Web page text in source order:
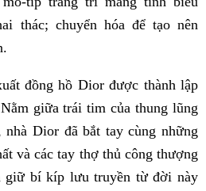
thác; chuyển hóa để tạo nên
đồng hồ Dior được thành lập
giữa trái tim của thung lũng
Dior đã bắt tay cùng những
và các tay thợ thủ công thượng
giữ bí kíp lưu truyền từ đời này